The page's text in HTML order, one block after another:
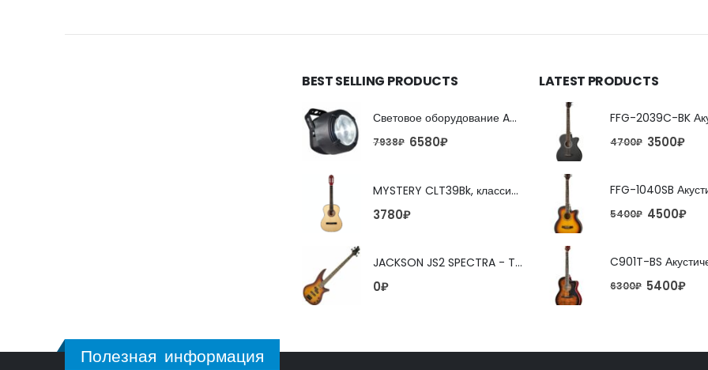
BEST SELLING PRODUCTS
Световое оборудование ADJ FX Beam
7938₽ 6580₽
MYSTERY CLT39Bk, классическая гитара
3780₽
JACKSON JS2 SPECTRA - TOBACCO BURST 4-струнная бас-гитара
0₽
LATEST PRODUCTS
4700₽ 3500₽
5400₽ 4500₽
6300₽ 5400₽
Полезная информация